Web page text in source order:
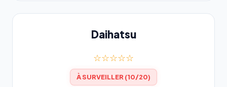
Daihatsu
☆☆☆☆☆
À SURVEILLER (10/20)